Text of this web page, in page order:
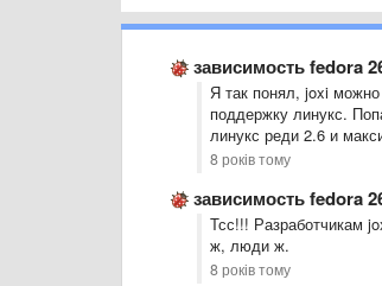
зависимость fedora
Я так понял, joxi можно
поддержку линукс.
линукс реди 2.6 и
8 років тому
зависимость fedora
Тсс!!! Разработчикам
ж, люди ж.
8 років тому